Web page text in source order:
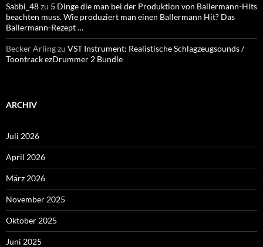
Sabbi_48zu 5 Dinge die man bei der Produktion von Ballermann-Hits
beachten muss. Wie produziert man einen Ballermann Hit? Das
Ballermann-Rezept …
Becker Arlingzu VST Instrument: Realistische Schlagzeugsounds /
Toontrack ezDrummer 2 Bundle
ARCHIV
Juli 2026
April 2026
März 2026
November 2025
Oktober 2025
Juni 2025